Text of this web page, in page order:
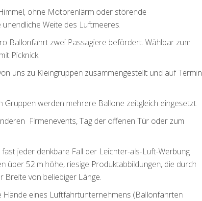
ohne Motorenlärm oder störende
Weite des Luftmeeres.
Ballonfahrt zwei Passagiere befördert. Wählbar zum
Picknick.
uns zu Kleingruppen zusammengestellt und auf Termin
werden mehrere Ballone zeitgleich eingesetzt.
Firmenevents, Tag der offenen Tür oder zum
jeder denkbare Fall der Leichter-als-Luft-Werbung
über 52 m höhe, riesige Produktabbildungen, die durch
Breite von beliebiger Länge.
Hände eines Luftfahrtunternehmens (Ballonfahrten